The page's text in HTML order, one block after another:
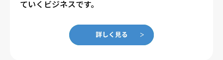
ていくビジネスです。